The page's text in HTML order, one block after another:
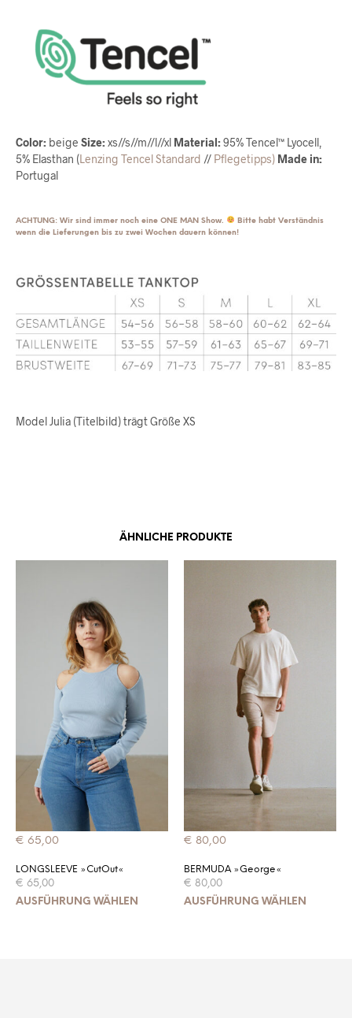
Color: beige Size:xs//s//m//l//xl Material:95% Tencel™ Lyocell,
5% Elasthan (Lenzing Tencel Standard // Pflegetipps) Made in:
Portugal
ACHTUNG: Wir sind immer noch eine ONE MAN Show.
Bitte habt Verständnis
wenn die Lieferungen bis zu zwei Wochen dauern können!
Model Julia (Titelbild) trägt Größe XS
ÄHNLICHE PRODUKTE
€ 65,00
LONGSLEEVE »CutOut«
€ 65,00
AUSFÜHRUNG WÄHLEN
Dieses
€ 80,00
BERMUDA »George«
€ 80,00
AUSFÜHRUNG WÄHLEN